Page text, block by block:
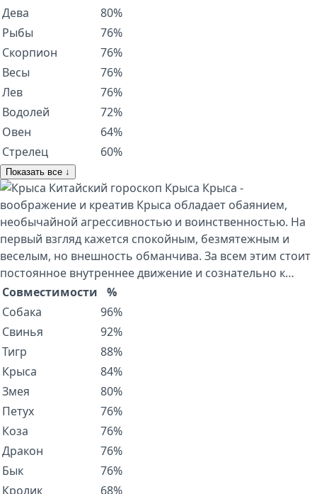
Дева
80%
Рыбы
76%
Скорпион
76%
Весы
76%
Лев
76%
Водолей
72%
Овен
64%
Стрелец
60%
Показать все ↓
Китайский гороскоп Крыса Крыса -
воображение и креатив Крыса обладает обаянием,
необычайной агрессивностью и воинственностью. На
первый взгляд кажется спокойным, безмятежным и
веселым, но внешность обманчива. За всем этим стоит
постоянное внутреннее движение и сознательно к…
Совместимости
%
Собака
96%
Свинья
92%
Тигр
88%
Крыса
84%
Змея
80%
Петух
76%
Коза
76%
Дракон
76%
Бык
76%
Кролик
68%